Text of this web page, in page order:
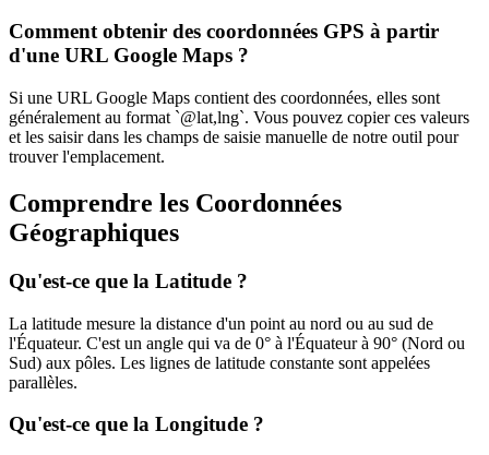
Comment obtenir des coordonnées GPS à partir
d'une URL Google Maps ?
Si une URL Google Maps contient des coordonnées, elles sont
généralement au format `@lat,lng`. Vous pouvez copier ces valeurs
et les saisir dans les champs de saisie manuelle de notre outil pour
trouver l'emplacement.
Comprendre les Coordonnées
Géographiques
Qu'est-ce que la Latitude ?
La latitude mesure la distance d'un point au nord ou au sud de
l'Équateur. C'est un angle qui va de 0° à l'Équateur à 90° (Nord ou
Sud) aux pôles. Les lignes de latitude constante sont appelées
parallèles.
Qu'est-ce que la Longitude ?